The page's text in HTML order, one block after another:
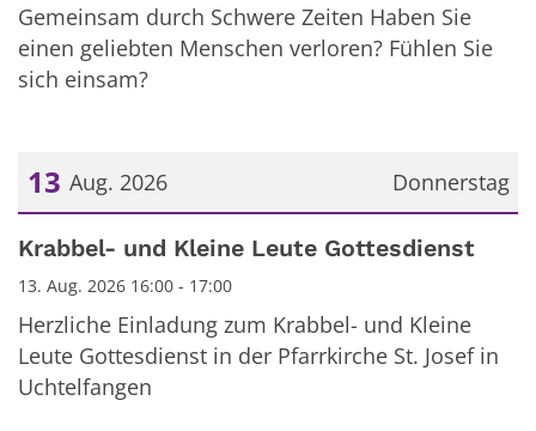
Gemeinsam durch Schwere Zeiten Haben Sie
einen geliebten Menschen verloren? Fühlen Sie
sich einsam?
Donnerstag
13 Aug. 2026
Datum: 13. August 2026
Krabbel- und Kleine Leute Gottesdienst
13. Aug. 2026 16:00 - 17:00
Herzliche Einladung zum Krabbel- und Kleine
Leute Gottesdienst in der Pfarrkirche St. Josef in
Uchtelfangen